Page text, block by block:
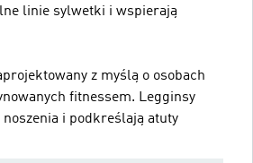
linie sylwetki i wspierają
z myślą o osobach
fitnessem. Legginsy
noszenia i podkreślają atuty